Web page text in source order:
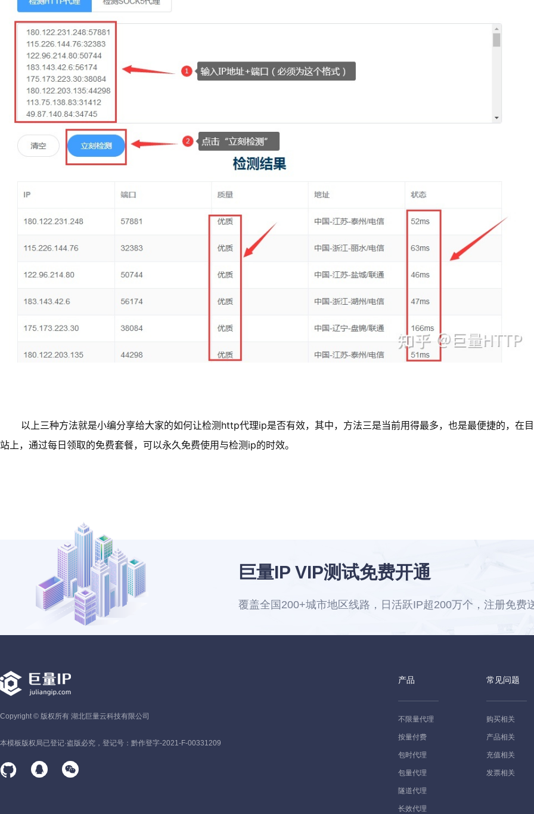
以上三种方法就是小编分享给大家的如何让检测http代理ip是否有效，其中，方法三是当前用得最多，也是最便捷的，在
站上，通过每日领取的免费套餐，可以永久免费使用与检测ip的时效。
巨量IP VIP测试免费开通
覆盖全国200+城市地区线路，日活跃IP超200万个，注册免费
Copyright © 版权所有 湖北巨量云科技有限公司
本模板版权局已登记·盗版必究，登记号：黔作登字-2021-F-00331209
产品
不限量代理
按量付费
包时代理
包量代理
隧道代理
长效代理
常见问题
购买相关
产品相关
充值相关
发票相关